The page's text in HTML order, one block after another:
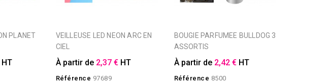
HT
VEILLEUSE LED NEON ARC EN
CIEL
À partir de 2,37 € HT
Référence 97689
BOUGIE PARFUMEE BULLDOG 3
ASSORTIS
À partir de 2,42 € HT
Référence 8500